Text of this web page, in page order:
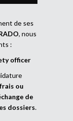
de ses
, nous
:
officer
ou
de
dossiers.